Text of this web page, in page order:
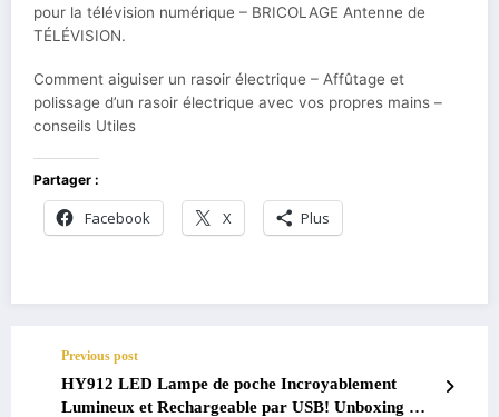
pour la télévision numérique – BRICOLAGE Antenne de
TÉLÉVISION.
Comment aiguiser un rasoir électrique – Affûtage et
polissage d’un rasoir électrique avec vos propres mains –
conseils Utiles
Partager :
Facebook X Plus
Previous post
HY912 LED Lampe de poche Incroyablement
Lumineux et Rechargeable par USB! Unboxing &